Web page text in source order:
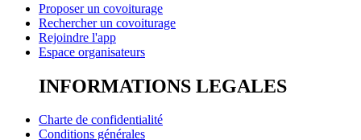
Proposer un covoiturage
Rechercher un covoiturage
Rejoindre l'app
Espace organisateurs
INFORMATIONS LEGALES
Charte de confidentialité
Conditions générales